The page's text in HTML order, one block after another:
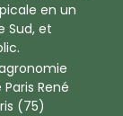
en un
Sud, et
René
(75)